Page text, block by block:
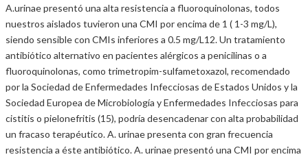
A.urinae presentó una alta resistencia a fluoroquinolonas, todos
nuestros aislados tuvieron una CMI por encima de 1 ( 1-3 mg/L),
siendo sensible con CMIs inferiores a 0.5 mg/L12. Un tratamiento
antibiótico alternativo en pacientes alérgicos a penicilinas o a
fluoroquinolonas, como trimetropim-sulfametoxazol, recomendado
por la Sociedad de Enfermedades Infecciosas de Estados Unidos y la
Sociedad Europea de Microbiología y Enfermedades Infecciosas para
cistitis o pielonefritis (15), podría desencadenar con alta probabilidad
un fracaso terapéutico. A. urinae presenta con gran frecuencia
resistencia a éste antibiótico. A. urinae presentó una CMI por encima